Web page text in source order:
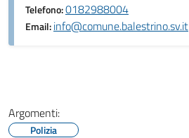
Telefono:0182988004
Email:info@comune.balestrino.sv.it
Argomenti:
Polizia